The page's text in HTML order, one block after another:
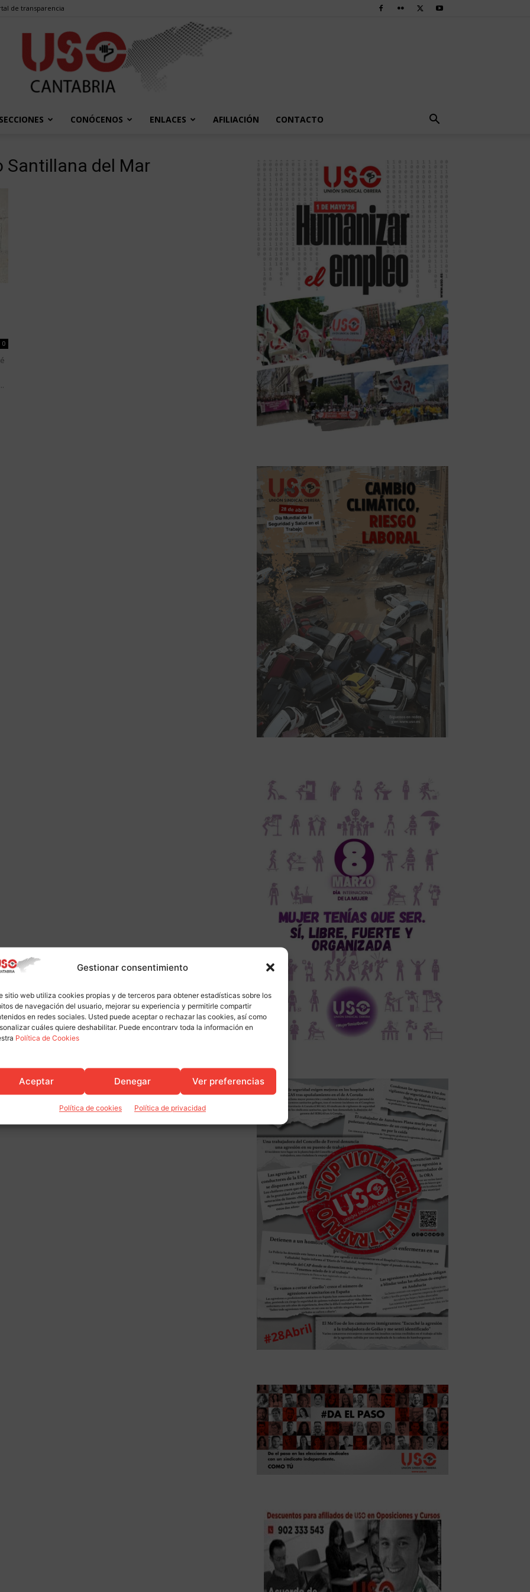
Gestionar consentimiento
sitio web utiliza cookies propias y de terceros para obtener estadísticas sobre los
de navegación del usuario, mejorar su experiencia y permitirle compartir
en redes sociales. Usted puede aceptar o rechazar las cookies, así como
cuáles quiere deshabilitar. Puede encontrarv toda la información en
Política de Cookies
Aceptar Denegar Ver preferencias
Política de cookies Política de privacidad
de transparencia
SECCIONES CONÓCENOS ENLACES AFILIACIÓN CONTACTO
Santillana del Mar
0